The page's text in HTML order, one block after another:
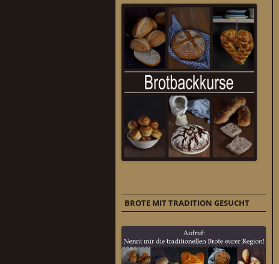
BROTE MIT TRADITION GESUCHT